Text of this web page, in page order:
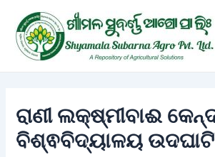
content
ରାଣୀ ଲକ୍ଷ୍ମୀବାଈ
ବିଶ୍ଵବିଦ୍ୟାଳୟ
navigation